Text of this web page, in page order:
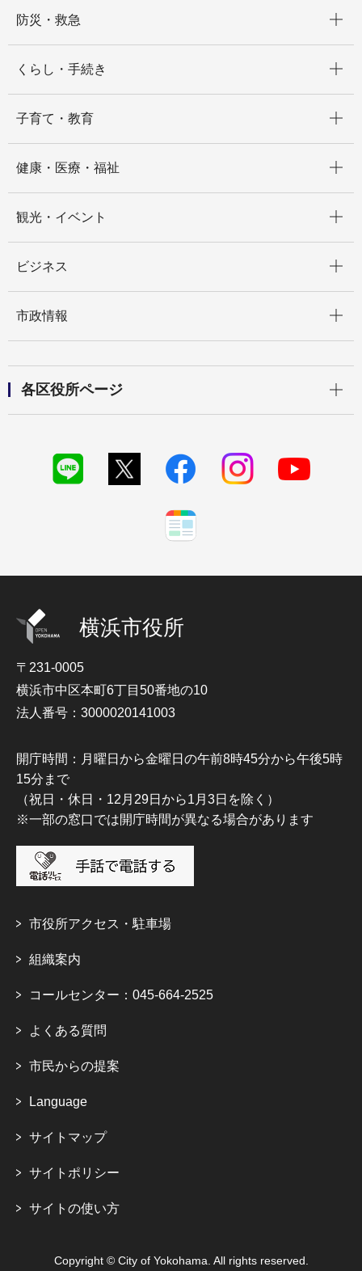
防災・救急
くらし・手続き
子育て・教育
健康・医療・福祉
観光・イベント
ビジネス
市政情報
各区役所ページ
横浜市役所
〒231-0005
横浜市中区本町6丁目50番地の10
法人番号：3000020141003
開庁時間：月曜日から金曜日の午前8時45分から午後5時
15分まで
（祝日・休日・12月29日から1月3日を除く）
※一部の窓口では開庁時間が異なる場合があります
市役所アクセス・駐車場
組織案内
コールセンター：045-664-2525
よくある質問
市民からの提案
Language
サイトマップ
サイトポリシー
サイトの使い方
Copyright © City of Yokohama. All rights reserved.